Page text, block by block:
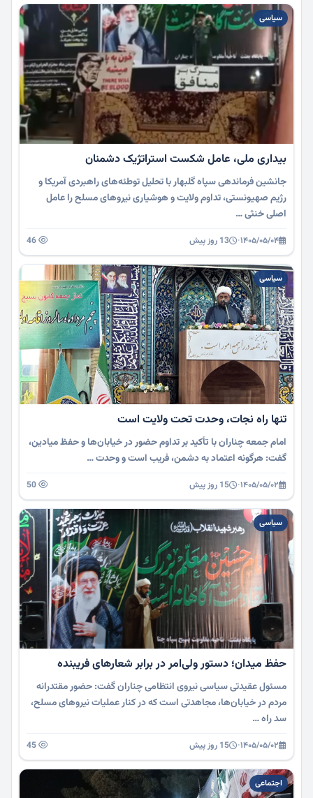
سیاسی
بیداری ملی، عامل شکست استراتژیک دشمنان
جانشین فرماندهی سپاه گلبهار با تحلیل توطئه‌های راهبردی آمریکا و
رژیم صهیونستی، تداوم ولایت و هوشیاری نیروهای مسلح را عامل
اصلی خنثی …
۱۴۰۵/۰۵/۰۴· 13 روز پیش
سیاسی
تنها راه نجات، وحدت تحت ولایت است
امام جمعه چناران با تأکید بر تداوم حضور در خیابان‌ها و حفظ میادین،
گفت: هرگونه اعتماد به دشمن، فریب است و وحدت …
۱۴۰۵/۰۵/۰۲· 15 روز پیش
سیاسی
حفظ میدان؛ دستور ولی‌امر در برابر شعارهای فریبنده
مسئول عقیدتی سیاسی نیروی انتظامی چناران گفت: حضور مقتدرانه
مردم در خیابان‌ها، مجاهدتی است که در کنار عملیات نیروهای مسلح،
سد راه …
۱۴۰۵/۰۵/۰۲· 15 روز پیش
اجتماعی